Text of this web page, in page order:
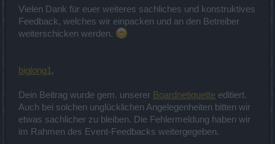
Vielen Dank für euer weiteres sachliches und konstruktives
Feedback, welches wir einpacken und an den Betreiber
weiterschicken werden.
biglong1 ,
Dein Beitrag wurde gem. unserer Boardnetiquette editiert.
Auch bei solchen unglücklichen Angelegenheiten bitten wir
etwas sachlicher zu bleiben. Die Fehlermeldung haben wir
im Rahmen des Event-Feedbacks weitergegeben.